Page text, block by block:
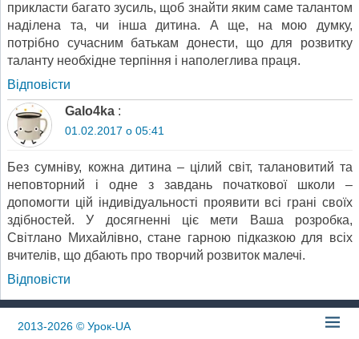
прикласти багато зусиль, щоб знайти яким саме талантом
наділена та, чи інша дитина. А ще, на мою думку,
потрібно сучасним батькам донести, що для розвитку
таланту необхідне терпіння і наполеглива праця.
Відповіcти
Galo4ka :
01.02.2017 о 05:41
Без сумніву, кожна дитина – цілий світ, талановитий та
неповторний і одне з завдань початкової школи –
допомогти цій індивідуальності проявити всі грані своїх
здібностей. У досягненні ціє мети Ваша розробка,
Світлано Михайлівно, стане гарною підказкою для всіх
вчителів, що дбають про творчий розвиток малечі.
Відповіcти
2013-2026© Урок-UA